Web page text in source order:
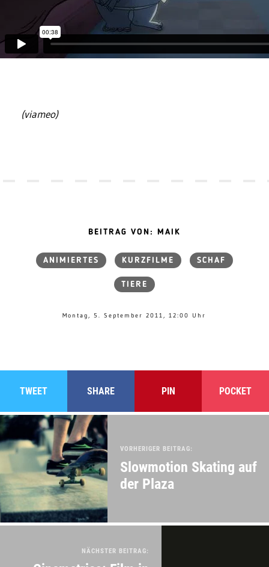
(viameo)
BEITRAG VON: MAIK
ANIMIERTES KURZFILME SCHAF
TIERE
Montag, 5. September 2011, 12:00 Uhr
TWEET SHARE PIN POCKET
VORHERIGER BEITRAG:
Slowmotion Skating auf
der Plaza
NÄCHSTER BEITRAG: